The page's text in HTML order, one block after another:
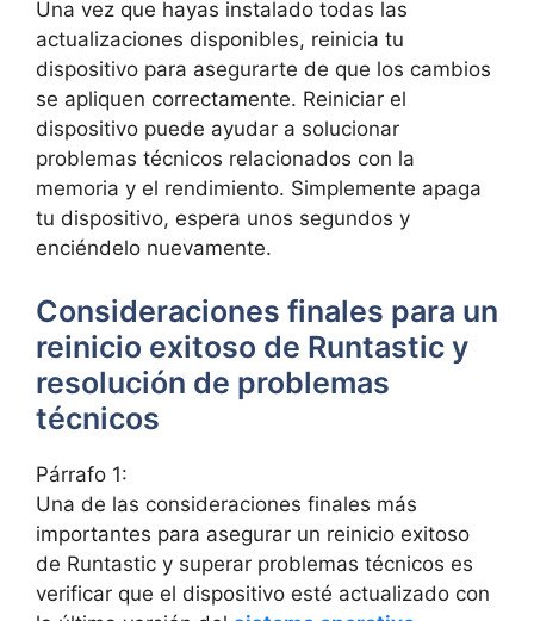
Una vez que hayas instalado todas las
actualizaciones disponibles,‍ reinicia tu
‌dispositivo para asegurarte de que los cambios
se apliquen correctamente. Reiniciar el
dispositivo puede ayudar a solucionar
problemas técnicos relacionados⁤ con la
memoria y el rendimiento. Simplemente apaga
tu dispositivo, espera unos segundos⁢ y
enciéndelo nuevamente.
Consideraciones finales para ‍un​
reinicio⁣ exitoso de Runtastic y
resolución ⁤de problemas
técnicos
Párrafo 1:
Una de las consideraciones finales‍ más
importantes para asegurar un reinicio exitoso
de Runtastic y superar problemas técnicos es
verificar que el dispositivo esté actualizado con